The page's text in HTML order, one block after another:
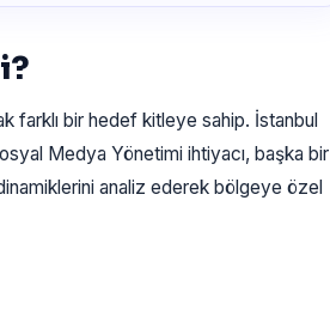
farklı bir hedef kitleye sahip. İstanbul
Medya Yönetimi ihtiyacı, başka bir
analiz ederek bölgeye özel